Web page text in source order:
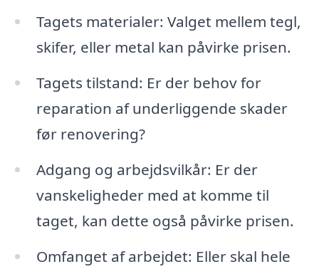
Tagets materialer: Valget mellem tegl,
skifer, eller metal kan påvirke prisen.
Tagets tilstand: Er der behov for
reparation af underliggende skader
før renovering?
Adgang og arbejdsvilkår: Er der
vanskeligheder med at komme til
taget, kan dette også påvirke prisen.
Omfanget af arbejdet: Eller skal hele